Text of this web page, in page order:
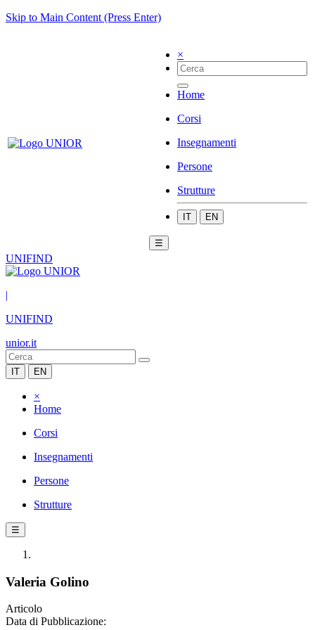
Skip to Main Content (Press Enter)
×
Home
Corsi
Insegnamenti
Persone
Strutture
IT EN
☰
UNIFIND
|
UNIFIND
unior.it
IT EN
×
Home
Corsi
Insegnamenti
Persone
Strutture
☰
Valeria Golino
Articolo
Data di Pubblicazione: